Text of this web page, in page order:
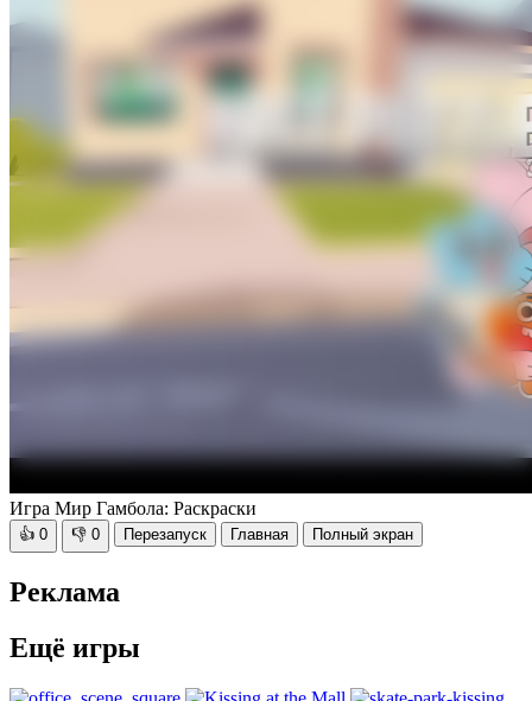
Игра Мир Гамбола: Раскраски
👍 0 👎 0 Перезапуск Главная Полный экран
Реклама
Ещё игры